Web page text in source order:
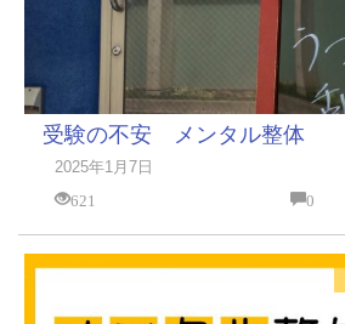
受験の不安 メンタル整体
2025年1月7日
621
0